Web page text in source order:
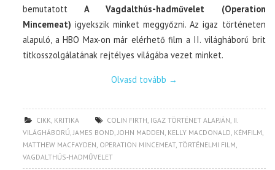
bemutatottA Vagdalthús-hadművelet (Operation
Mincemeat) igyekszik minket meggyőzni. Az igaz történeten
alapuló, a HBO Max-on már elérhető film a II. világháború brit
titkosszolgálatának rejtélyes világába vezet minket.
Olvasd tovább →
CIKK KRITIKA COLIN FIRTH IGAZ TÖRTÉNET ALAPJÁN II.
VILÁGHÁBORÚ JAMES BOND JOHN MADDEN KELLY MACDONALD KÉMFILM
MATTHEW MACFAYDEN OPERATION MINCEMEAT,TÖRTÉNELMI FILM
VAGDALTHÚS-HADMŰVELET